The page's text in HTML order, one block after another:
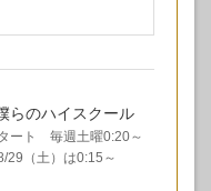
らのハイスクール
ート 毎週土曜0:20～
（土）は0:15～